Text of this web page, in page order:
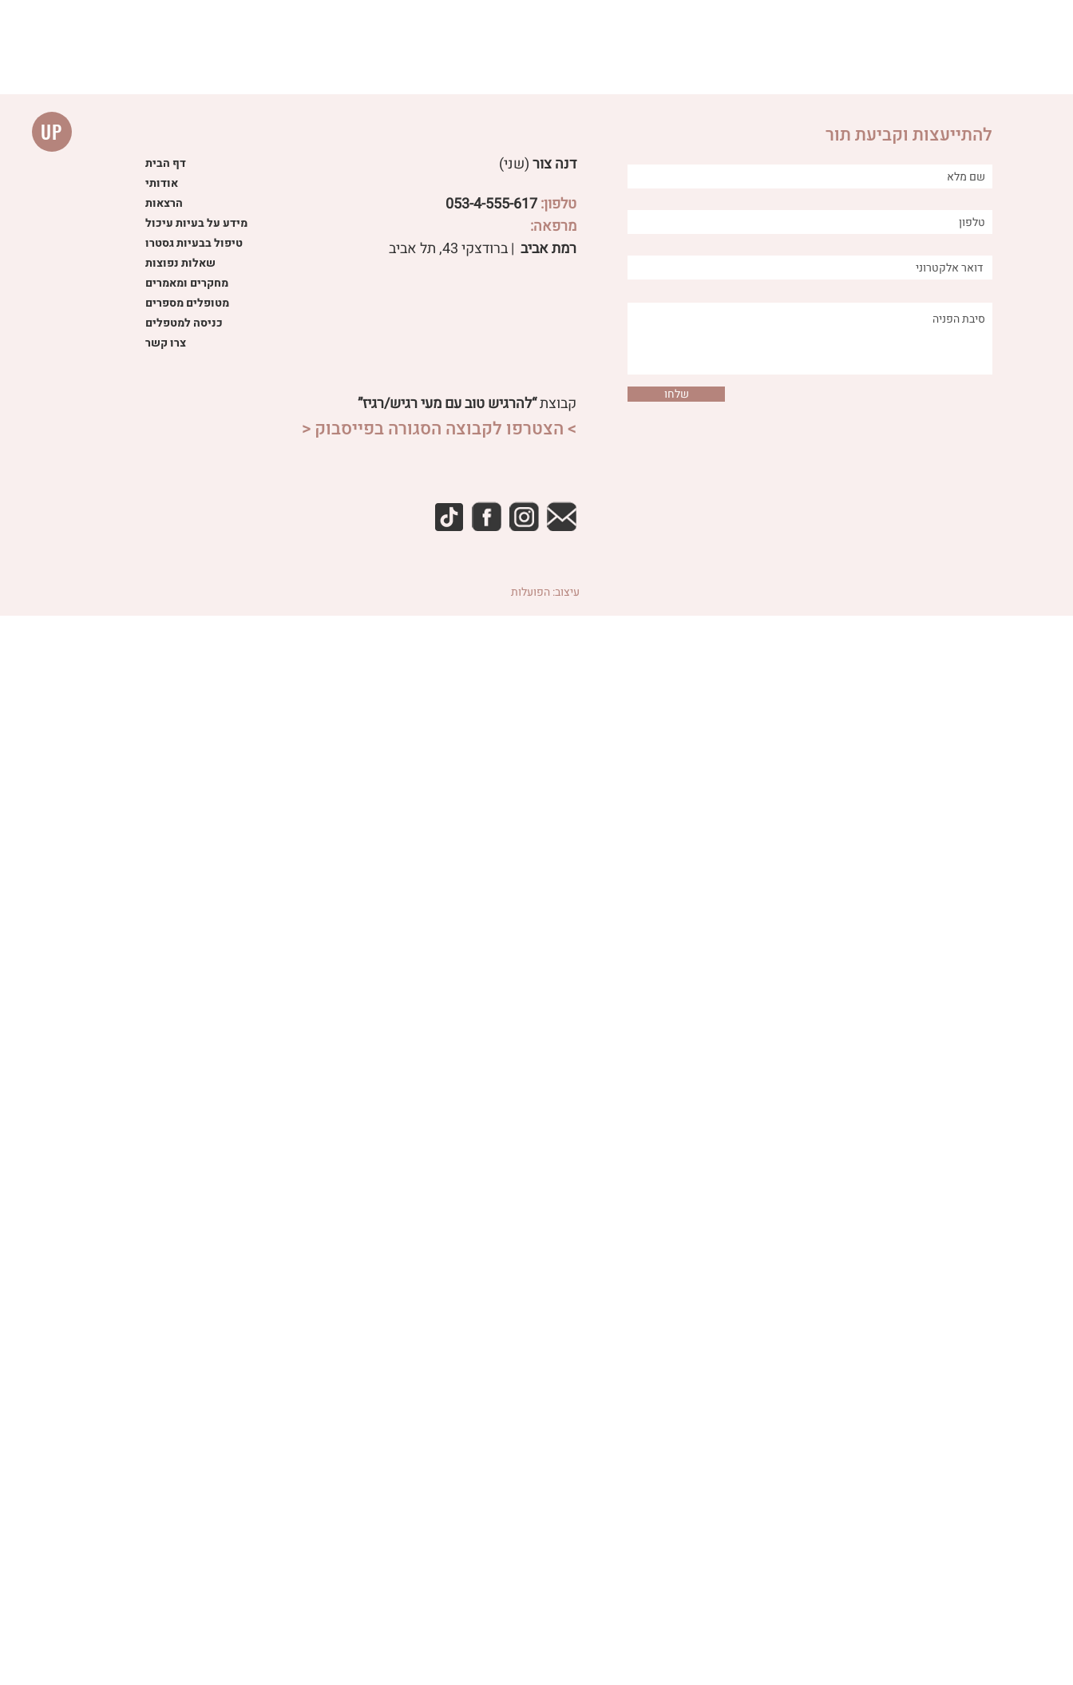
UP
דף הבית
אודותי
הרצאות
מידע על בעיות עיכול
טיפול בבעיות גסטרו
שאלות נפוצות
מחקרים ומאמרים
מטופלים מספרים
כניסה למטפלים
צרו קשר
דנה צור(שני)
טלפון:053-4-555-617
מרפאה:
רמת אביב | ברודצקי 43, תל אביב​
קבוצת“להרגיש טוב עם מעי רגיש/רגיז”
> הצטרפו לקבוצה הסגורה בפייסבוק <
להתייעצות וקביעת תור
שלחו
עיצוב: הפועלות